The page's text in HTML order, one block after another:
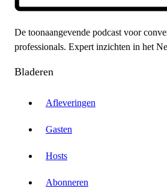
De toonaangevende podcast voor
professionals. Expert inzichten in het
Bladeren
Afleveringen
Gasten
Hosts
Abonneren